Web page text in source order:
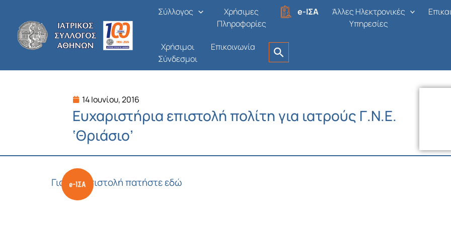
περιεχόμενο
Σύλλογος
Χρήσιμες
Πληροφορίες
e-ΙΣΑ
Άλλες Ηλεκτρονικές
Υπηρεσίες
Χρήσιμοι
Σύνδεσμοι
Επικοινωνία
14 Ιουνίου, 2016
Ευχαριστήρια επιστολή πολίτη για ιατρούς Γ.Ν.Ε.
‘Θριάσιο’
Για την επιστολή πατήστε εδώ